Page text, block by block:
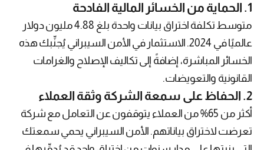
1. الحماية من الخسائر المالية الفادحة
متوسط تكلفة اختراق بيانات واحدة بلغ 4.88 مليون دولار
عالميًا في 2024. الاستثمار في الأمن السيبراني يُجنِّبك هذه
الخسائر المباشرة، إضافةً إلى تكاليف الإصلاح والغرامات
القانونية والتعويضات.
2. الحفاظ على سمعة الشركة وثقة العملاء
أكثر من 65% من العملاء يتوقفون عن التعامل مع شركة
تعرضت لاختراق بياناتهم. الأمن السيبراني يحمي سمعتك